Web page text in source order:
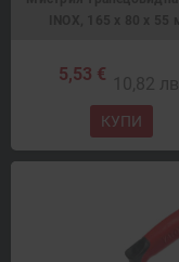
5,53 € 10,82 лв.
КУПИ